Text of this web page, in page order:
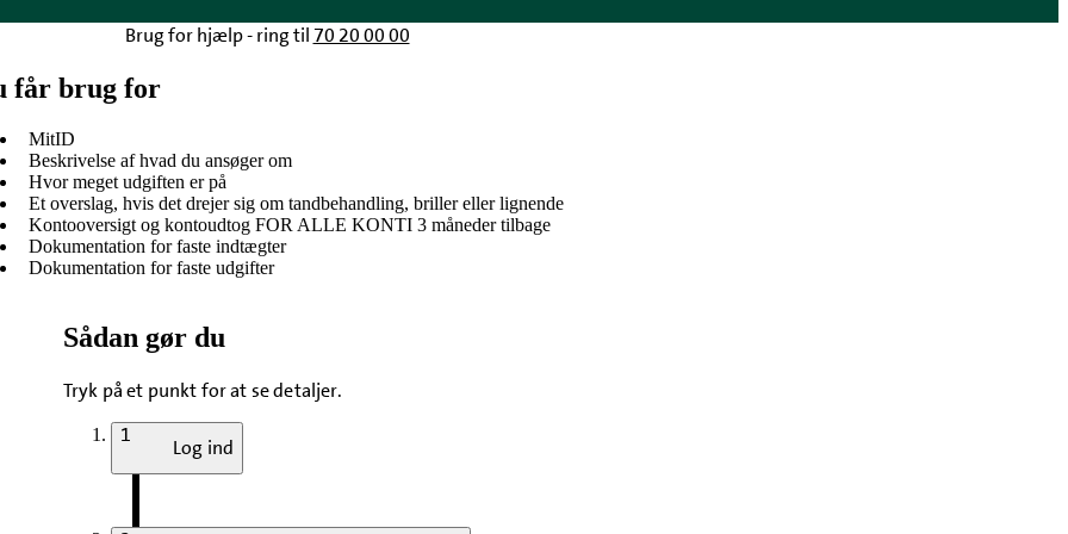
Brug for hjælp - ring til70 20 00 00
får brug for
MitID
Beskrivelse af hvad du ansøger om
Hvor meget udgiften er på
Et overslag, hvis det drejer sig om tandbehandling, briller eller lignende
Kontooversigt og kontoudtog FOR ALLE KONTI 3 måneder tilbage
Dokumentation for faste indtægter
Dokumentation for faste udgifter
Sådan gør du
Tryk på et punkt for at se detaljer.
1
Log ind